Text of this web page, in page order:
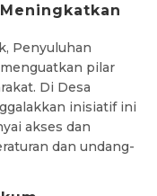
Penyuluhan
pilar
Di Desa
inisiatif ini
akses dan
dan undang-